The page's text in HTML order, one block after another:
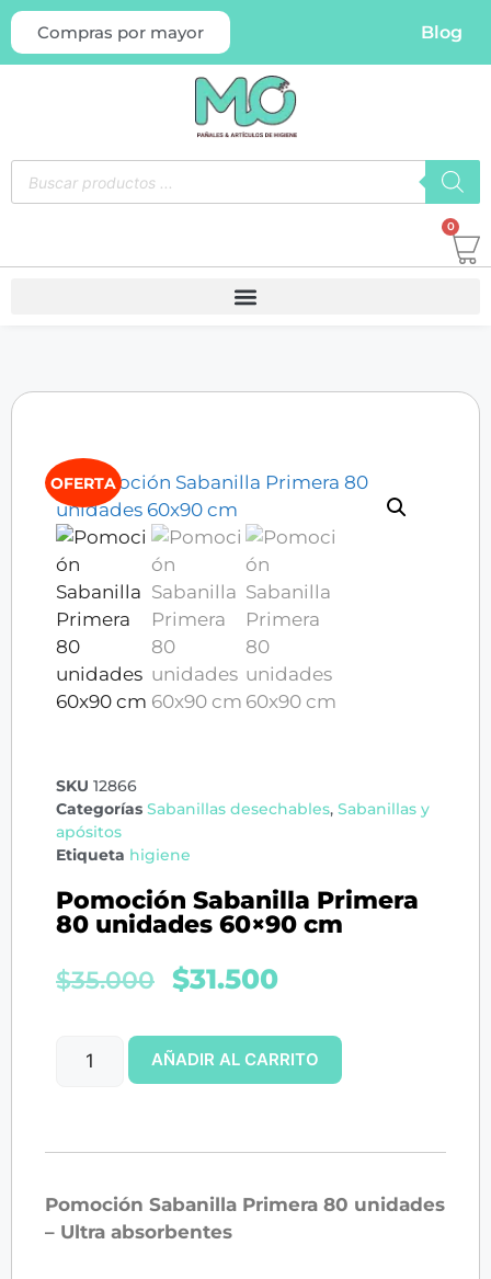
Compras por mayor Blog
0
OFERTA
SKU 12866
Categorías Sabanillas desechables, Sabanillas y
apósitos
Etiqueta higiene
Pomoción Sabanilla Primera
80 unidades 60×90 cm
$35.000 $31.500
AÑADIR AL CARRITO
Pomoción Sabanilla Primera 80 unidades
– Ultra absorbentes